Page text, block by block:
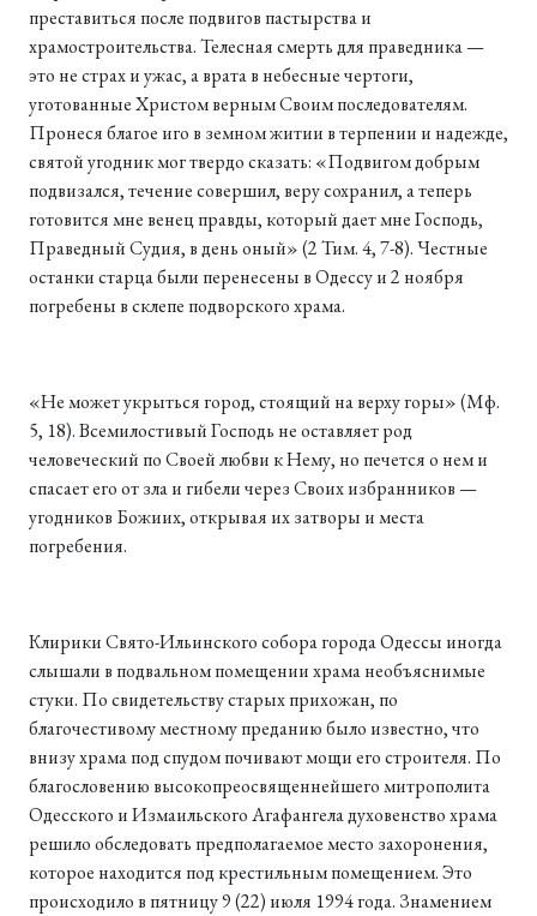
преставиться после подвигов пастырства и
храмостроительства. Телесная смерть для праведника —
это не страх и ужас, а врата в небесные чертоги,
уготованные Христом верным Своим последователям.
Пронеся благое иго в земном житии в терпении и надежде,
святой угодник мог твердо сказать: «Подвигом добрым
подвизался, течение совершил, веру сохранил, а теперь
готовится мне венец правды, который дает мне Господь,
Праведный Судия, в день оный» (2 Тим. 4, 7-8). Честные
останки старца были перенесены в Одессу и 2 ноября
погребены в склепе подворского храма.
«Не может укрыться город, стоящий на верху горы» (Мф.
5, 18). Всемилостивый Господь не оставляет род
человеческий по Своей любви к Нему, но печется о нем и
спасает его от зла и гибели через Своих избранников —
угодников Божиих, открывая их затворы и места
погребения.
Клирики Свято-Ильинского собора города Одессы иногда
слышали в подвальном помещении храма необъяснимые
стуки. По свидетельству старых прихожан, по
благочестивому местному преданию было известно, что
внизу храма под спудом почивают мощи его строителя. По
благословению высокопреосвященнейшего митрополита
Одесского и Измаильского Агафангела духовенство храма
решило обследовать предполагаемое место захоронения,
которое находится под крестильным помещением. Это
происходило в пятницу 9 (22) июля 1994 года. Знамением